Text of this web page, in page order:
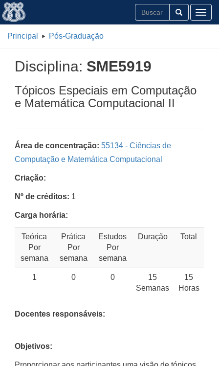
Principal Pós-Graduação
Disciplina: SME5919
Tópicos Especiais em Computação
e Matemática Computacional II
Área de concentração: 55134 - Ciências de
Computação e Matemática Computacional
Criação:
Nº de créditos: 1
Carga horária:
Teórica
Por
semana
Prática
Por
semana
Estudos
Por
semana
Duração Total
1 0 0
15
Semanas
15
Horas
Docentes responsáveis:
Objetivos: